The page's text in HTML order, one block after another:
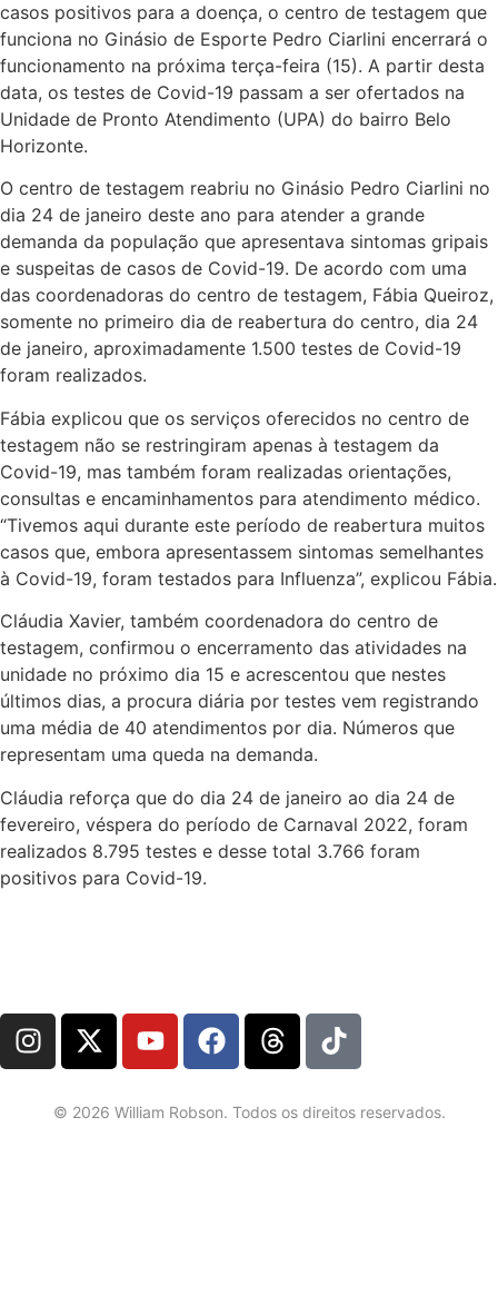
casos positivos para a doença, o centro de testagem que
funciona no Ginásio de Esporte Pedro Ciarlini encerrará o
funcionamento na próxima terça-feira (15). A partir desta
data, os testes de Covid-19 passam a ser ofertados na
Unidade de Pronto Atendimento (UPA) do bairro Belo
Horizonte.
O centro de testagem reabriu no Ginásio Pedro Ciarlini no
dia 24 de janeiro deste ano para atender a grande
demanda da população que apresentava sintomas gripais
e suspeitas de casos de Covid-19. De acordo com uma
das coordenadoras do centro de testagem, Fábia Queiroz,
somente no primeiro dia de reabertura do centro, dia 24
de janeiro, aproximadamente 1.500 testes de Covid-19
foram realizados.
Fábia explicou que os serviços oferecidos no centro de
testagem não se restringiram apenas à testagem da
Covid-19, mas também foram realizadas orientações,
consultas e encaminhamentos para atendimento médico.
“Tivemos aqui durante este período de reabertura muitos
casos que, embora apresentassem sintomas semelhantes
à Covid-19, foram testados para Influenza”, explicou Fábia.
Cláudia Xavier, também coordenadora do centro de
testagem, confirmou o encerramento das atividades na
unidade no próximo dia 15 e acrescentou que nestes
últimos dias, a procura diária por testes vem registrando
uma média de 40 atendimentos por dia. Números que
representam uma queda na demanda.
Cláudia reforça que do dia 24 de janeiro ao dia 24 de
fevereiro, véspera do período de Carnaval 2022, foram
realizados 8.795 testes e desse total 3.766 foram
positivos para Covid-19.
© 2026 William Robson. Todos os direitos reservados.